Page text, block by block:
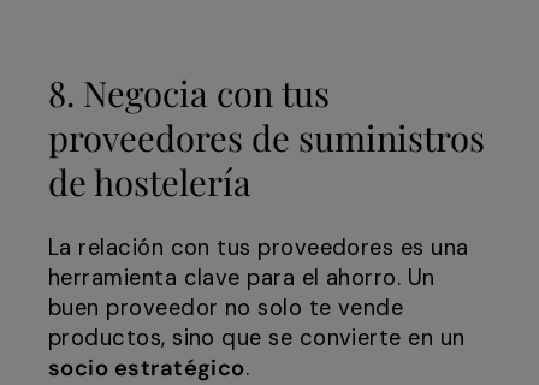
8. Negocia con tus
proveedores de suministros
de hostelería
La relación con tus proveedores es una
herramienta clave para el ahorro. Un
buen proveedor no solo te vende
productos, sino que se convierte en un
socio estratégico.